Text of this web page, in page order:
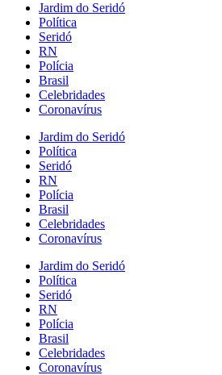
Jardim do Seridó
Política
Seridó
RN
Polícia
Brasil
Celebridades
Coronavírus
Jardim do Seridó
Política
Seridó
RN
Polícia
Brasil
Celebridades
Coronavírus
Jardim do Seridó
Política
Seridó
RN
Polícia
Brasil
Celebridades
Coronavírus